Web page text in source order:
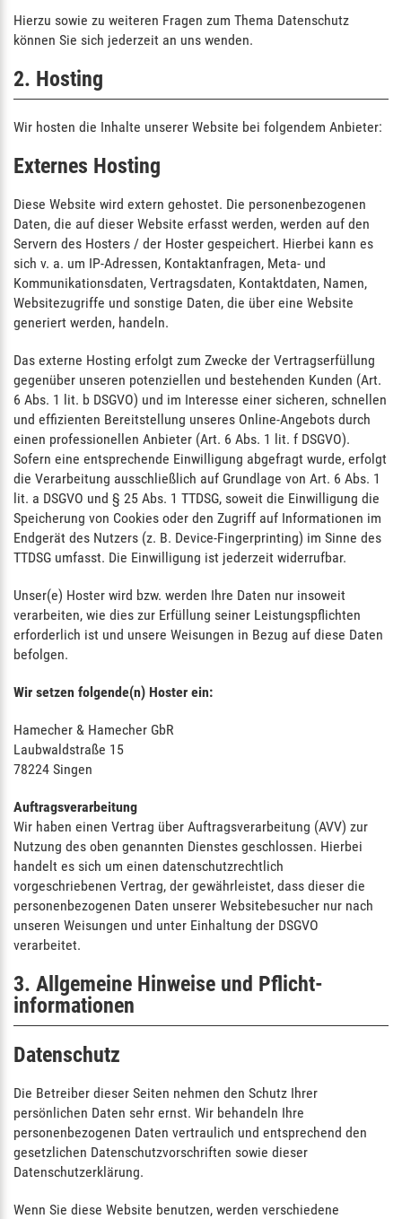
Hierzu sowie zu weiteren Fragen zum Thema Datenschutz
können Sie sich jederzeit an uns wenden.
2. Hosting
Wir hosten die Inhalte unserer Website bei folgendem Anbieter:
Externes Hosting
Diese Website wird extern gehostet. Die personenbezogenen
Daten, die auf dieser Website erfasst werden, werden auf den
Servern des Hosters / der Hoster gespeichert. Hierbei kann es
sich v. a. um IP-Adressen, Kontaktanfragen, Meta- und
Kommunikationsdaten, Vertragsdaten, Kontaktdaten, Namen,
Websitezugriffe und sonstige Daten, die über eine Website
generiert werden, handeln.
Das externe Hosting erfolgt zum Zwecke der Vertragserfüllung
gegenüber unseren potenziellen und bestehenden Kunden (Art.
6 Abs. 1 lit. b DSGVO) und im Interesse einer sicheren, schnellen
und effizienten Bereitstellung unseres Online-Angebots durch
einen professionellen Anbieter (Art. 6 Abs. 1 lit. f DSGVO).
Sofern eine entsprechende Einwilligung abgefragt wurde, erfolgt
die Verarbeitung ausschließlich auf Grundlage von Art. 6 Abs. 1
lit. a DSGVO und § 25 Abs. 1 TTDSG, soweit die Einwilligung die
Speicherung von Cookies oder den Zugriff auf Informationen im
Endgerät des Nutzers (z. B. Device-Fingerprinting) im Sinne des
TTDSG umfasst. Die Einwilligung ist jederzeit widerrufbar.
Unser(e) Hoster wird bzw. werden Ihre Daten nur insoweit
verarbeiten, wie dies zur Erfüllung seiner Leistungspflichten
erforderlich ist und unsere Weisungen in Bezug auf diese Daten
befolgen.
Wir setzen folgende(n) Hoster ein:
Hamecher & Hamecher GbR
Laubwaldstraße 15
78224 Singen
Auftragsverarbeitung
Wir haben einen Vertrag über Auftragsverarbeitung (AVV) zur
Nutzung des oben genannten Dienstes geschlossen. Hierbei
handelt es sich um einen datenschutzrechtlich
vorgeschriebenen Vertrag, der gewährleistet, dass dieser die
personenbezogenen Daten unserer Websitebesucher nur nach
unseren Weisungen und unter Einhaltung der DSGVO
verarbeitet.
3. Allgemeine Hinweise und Pflicht­
informationen
Datenschutz
Die Betreiber dieser Seiten nehmen den Schutz Ihrer
persönlichen Daten sehr ernst. Wir behandeln Ihre
personenbezogenen Daten vertraulich und entsprechend den
gesetzlichen Datenschutzvorschriften sowie dieser
Datenschutzerklärung.
Wenn Sie diese Website benutzen, werden verschiedene